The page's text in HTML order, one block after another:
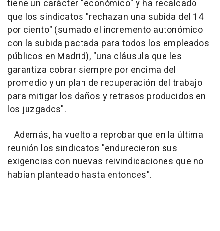
tiene un carácter "económico" y ha recalcado
que los sindicatos "rechazan una subida del 14
por ciento" (sumado el incremento autonómico
con la subida pactada para todos los empleados
públicos en Madrid), "una cláusula que les
garantiza cobrar siempre por encima del
promedio y un plan de recuperación del trabajo
para mitigar los daños y retrasos producidos en
los juzgados".
Además, ha vuelto a reprobar que en la última
reunión los sindicatos "endurecieron sus
exigencias con nuevas reivindicaciones que no
habían planteado hasta entonces".